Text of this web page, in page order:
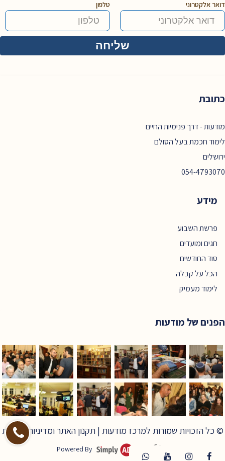
דואר אלקטרוני טלפון
כתובת
מודעות - דרך פנימיות החיים
לימוד חכמת בעל הסולם
ירושלים
054-4793070
מידע
פרשת השבוע
חגים ומועדים
סוד החודשים
הכל על קבלה
לימוד מעמיק
הפנים של מודעות
© כל הזכויות שמורות למרכז מודעות | תקנון האתר ומדיניות פרטיות
Powered By